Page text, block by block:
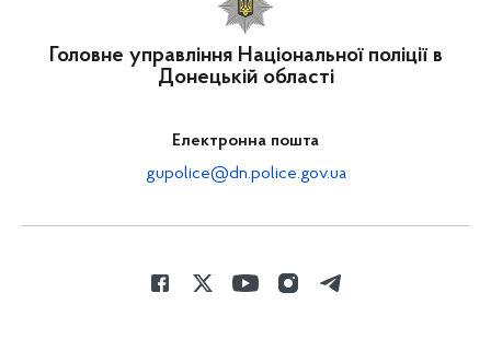
Головне управління Національної поліції в
Донецькій області
Електронна пошта
gupolice@dn.police.gov.ua